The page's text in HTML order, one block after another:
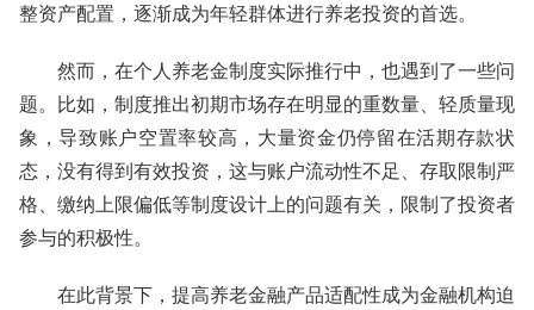
整资产配置，逐渐成为年轻群体进行养老投资的首选。
然而，在个人养老金制度实际推行中，也遇到了一些问
题。比如，制度推出初期市场存在明显的重数量、轻质量现
象，导致账户空置率较高，大量资金仍停留在活期存款状
态，没有得到有效投资，这与账户流动性不足、存取限制严
格、缴纳上限偏低等制度设计上的问题有关，限制了投资者
参与的积极性。
在此背景下，提高养老金融产品适配性成为金融机构迫